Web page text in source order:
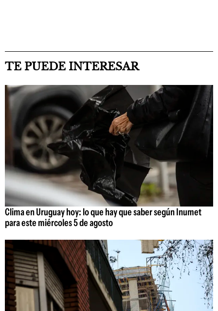
TE PUEDE INTERESAR
Clima en Uruguay hoy: lo que hay que saber según Inumet
para este miércoles 5 de agosto